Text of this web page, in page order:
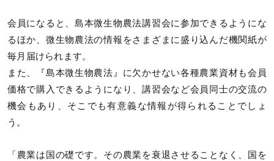
会員になると、島本微生物農法講習会に参加できるようにな
るほか、微生物農法の情報をさまざまに盛り込んだ機関紙が
毎月届けられます。
また、『島本微生物農法』に欠かせない各種農業資材も会員
価格で購入できるようになり、講習会など会員同士の交流の
機会もあり、そこでも有意義な情報が得られることでしょ
う。
「農業は国の礎です。その農業を衰退させることなく、国を